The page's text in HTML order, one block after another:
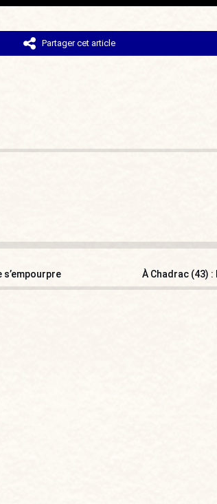
Partager cet article
s’empourpre À Chadrac (43)